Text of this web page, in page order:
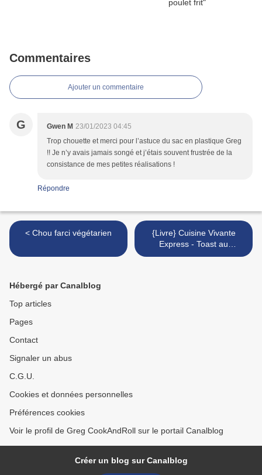
Commentaires
Ajouter un commentaire
G Gwen M 23/01/2023 04:45
Trop chouette et merci pour l’astuce du sac en plastique Greg
!! Je n’y avais jamais songé et j’étais souvent frustrée de la
consistance de mes petites réalisations !
Répondre
< Chou farci végétarien
{Livre} Cuisine Vivante
Express - Toast au
champignons et crème de
Hébergé par Canalblog
Top articles
Pages
Contact
Signaler un abus
C.G.U.
Cookies et données personnelles
Préférences cookies
Voir le profil de Greg CookAndRoll sur le portail Canalblog
Créer un blog sur Canalblog